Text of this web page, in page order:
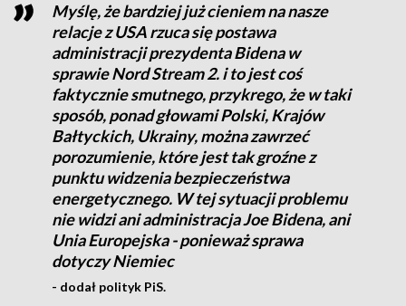
Myślę, że bardziej już cieniem na nasze
relacje z USA rzuca się postawa
administracji prezydenta Bidena w
sprawie Nord Stream 2. i to jest coś
faktycznie smutnego, przykrego, że w taki
sposób, ponad głowami Polski, Krajów
Bałtyckich, Ukrainy, można zawrzeć
porozumienie, które jest tak groźne z
punktu widzenia bezpieczeństwa
energetycznego. W tej sytuacji problemu
nie widzi ani administracja Joe Bidena, ani
Unia Europejska - ponieważ sprawa
dotyczy Niemiec
- dodał polityk PiS.